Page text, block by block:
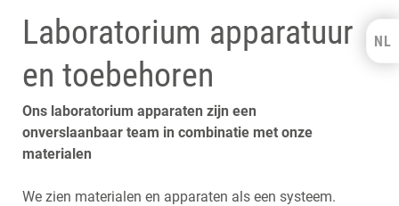
Kulzer Benelux NL
Laboratorium apparatuur
en toebehoren
Ons laboratorium apparaten zijn een
onverslaanbaar team in combinatie met onze
materialen
We zien materialen en apparaten als een systeem.